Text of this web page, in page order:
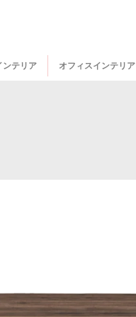
ンテリア オフィスインテリア